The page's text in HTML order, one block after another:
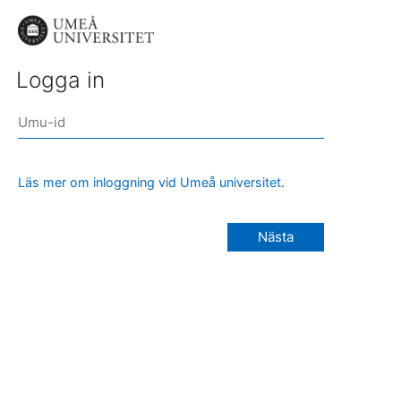
Logga in
Läs mer om inloggning vid Umeå universitet.
Nästa